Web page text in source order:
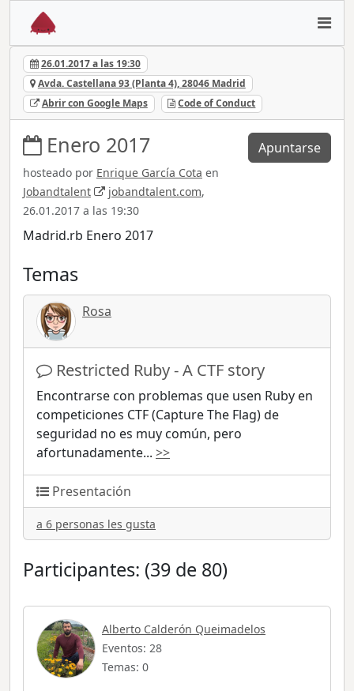
26.01.2017 a las 19:30
Avda. Castellana 93 (Planta 4), 28046 Madrid
Abrir con Google Maps
Code of Conduct
Enero 2017
hosteado por Enrique García Cota en
Jobandtalent
jobandtalent.com,
26.01.2017 a las 19:30
Apuntarse
Madrid.rb Enero 2017
Temas
Rosa
Restricted Ruby - A CTF story
Encontrarse con problemas que usen Ruby en
competiciones CTF (Capture The Flag) de
seguridad no es muy común, pero
afortunadamente... >>
Presentación
a 6 personas les gusta
Participantes: (39 de 80)
Alberto Calderón Queimadelos
Eventos: 28
Temas: 0